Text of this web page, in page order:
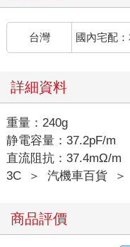
台灣 國內宅配：
詳細資料
重量：240g
静電容量：37.2pF/m
直流阻抗：37.4mΩ/m
3C
＞ 汽機車百貨 ＞
商品評價